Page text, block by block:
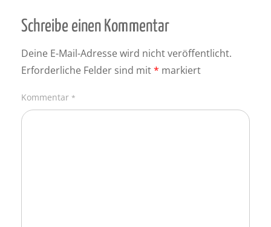
Schreibe einen Kommentar
Deine E-Mail-Adresse wird nicht veröffentlicht.
Erforderliche Felder sind mit* markiert
Kommentar *